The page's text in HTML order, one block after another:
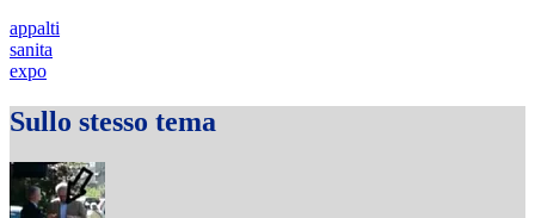
appalti
sanita
expo
Sullo stesso tema